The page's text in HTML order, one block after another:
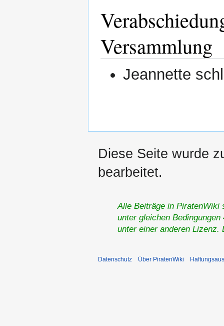
Versammlung
Jeannette
Diese Seite wurde
bearbeitet.
Alle Beiträge in PiratenWiki
unter gleichen
unter einer anderen
Datenschutz Über PiratenWiki